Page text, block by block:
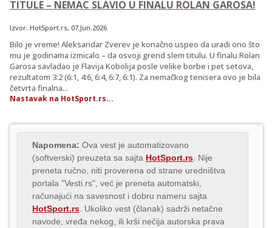
TITULE – NEMAC SLAVIO U FINALU ROLAN GAROSA!
Izvor: HotSport.rs, 07.Jun.2026
Bilo je vreme! Aleksandar Zverev je konačno uspeo da uradi ono što
mu je godinama izmicalo – da osvoji grend slem titulu. U finalu Rolan
Garosa savladao je Flavija Kobolija posle velike borbe i pet setova,
rezultatom 3:2 (6:1, 4:6, 6:4, 6:7, 6:1). Za nemačkog tenisera ovo je bila
četvrta finalna...
Nastavak na HotSport.rs...
Napomena: Ova vest je automatizovano
(softverski) preuzeta sa sajta HotSport.rs . Nije
preneta ručno, niti proverena od strane uredništva
portala "Vesti.rs", već je preneta automatski,
računajući na savesnost i dobru nameru sajta
HotSport.rs . Ukoliko vest (članak) sadrži netačne
navode, vređa nekog, ili krši nečija autorska prava